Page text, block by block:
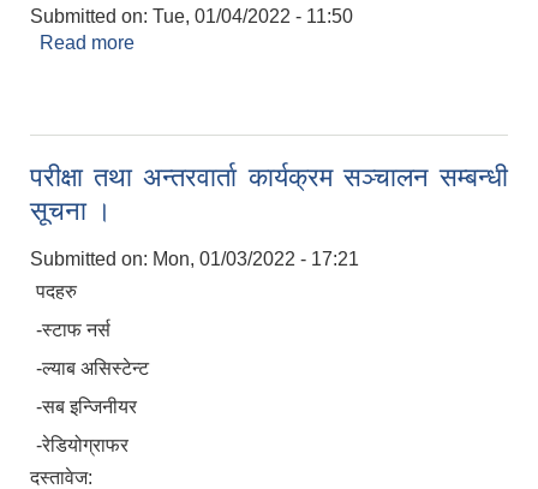
Submitted on: Tue, 01/04/2022 - 11:50
Read more
परीक्षा तथा अन्तरवार्ता कार्यक्रम सञ्चालन सम्बन्धी
सूचना ।
Submitted on: Mon, 01/03/2022 - 17:21
पदहरु
-स्टाफ नर्स
-ल्याब असिस्टेन्ट
-सब इन्जिनीयर
-रेडियोग्राफर
दस्तावेज: